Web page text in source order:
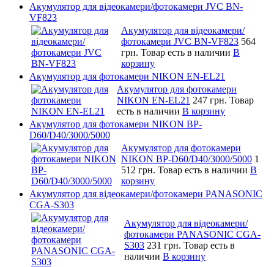
Акумулятор для відеокамери/фотокамери JVC BN-
VF823
Акумулятор для відеокамери/
фотокамери JVC BN-VF823 564
грн. Товар есть в наличии В
корзину
Акумулятор для фотокамери NIKON EN-EL21
Акумулятор для фотокамери
NIKON EN-EL21 247 грн. Товар
есть в наличии В корзину
Акумулятор для фотокамери NIKON BP-
D60/D40/3000/5000
Акумулятор для фотокамери
NIKON BP-D60/D40/3000/5000 1
512 грн. Товар есть в наличии В
корзину
Акумулятор для відеокамери/фотокамери PANASONIC
CGA-S303
Акумулятор для відеокамери/
фотокамери PANASONIC CGA-
S303 231 грн. Товар есть в
наличии В корзину